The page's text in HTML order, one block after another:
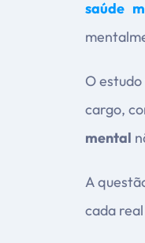
saúde
O
cargo,
mental
A
cada